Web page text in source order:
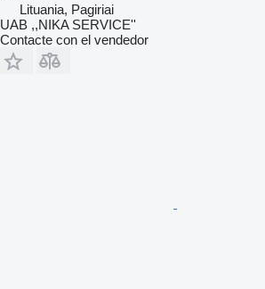
Lituania, Pagiriai
UAB ,,NIKA SERVICE''
Contacte con el vendedor